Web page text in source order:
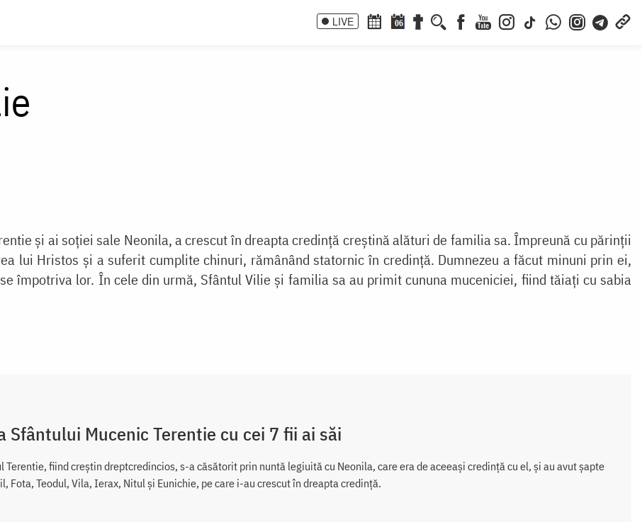
LIVE 06
și ai soției sale Neonila, a crescut în dreapta credință creștină alături de familia sa. Împreună cu părinții
lui Hristos și a suferit cumplite chinuri, rămânând statornic în credință. Dumnezeu a făcut minuni prin ei,
împotriva lor. În cele din urmă, Sfântul Vilie și familia sa au primit cununa muceniciei, fiind tăiați cu sabia
Sfântului Mucenic Terentie cu cei 7 fii ai săi
Terentie, fiind creștin dreptcredincios, s-a căsătorit prin nuntă legiuită cu Neonila, care era de aceeași credință cu el, și au avut șapte
Fota, Teodul, Vila, Ierax, Nitul și Eunichie, pe care i-au crescut în dreapta credință.